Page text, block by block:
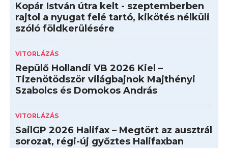
Kopár István útra kelt - szeptemberben
rajtol a nyugat felé tartó, kikötés nélküli
szóló földkerülésére
VITORLÁZÁS
Repülő Hollandi VB 2026 Kiel –
Tizenötödször világbajnok Majthényi
Szabolcs és Domokos András
VITORLÁZÁS
SailGP 2026 Halifax – Megtört az ausztrál
sorozat, régi-új győztes Halifaxban